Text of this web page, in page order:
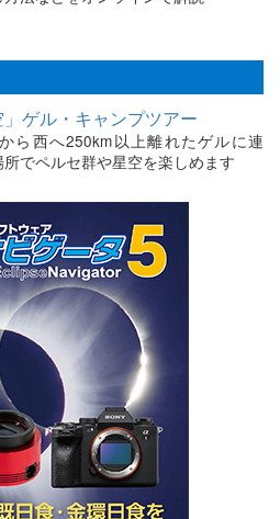
ゲル・キャンプツアー
ら西へ250km以上離れたゲルに連
でペルセ群や星空を楽しめます